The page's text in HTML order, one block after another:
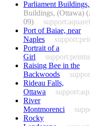
Parliament
Buildings, (Ottawa)
09)
Port of Baiae, near
Naples
Portrait of a
Girl
Raising Bee in the
Backwoods
Rideau Falls,
Ottawa
River
Montmorenci
Rocky